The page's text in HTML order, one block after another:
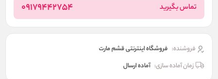
تماس بگیرید 09179442754
فروشنده: فروشگاه اینترنتی قشم مارت
زمان آماده سازی: آماده ارسال